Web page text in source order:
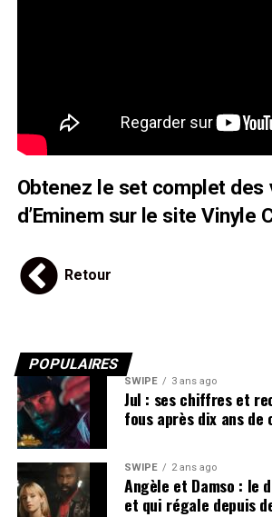
Obtenez le set complet des
d’Eminem sur le site Vinyle
Retour
POPULAIRES
SWIPE 3 ans ago
Jul : ses chiffres et
fous après dix ans de
SWIPE 2 ans ago
Angèle et Damso : le
et qui régale depuis